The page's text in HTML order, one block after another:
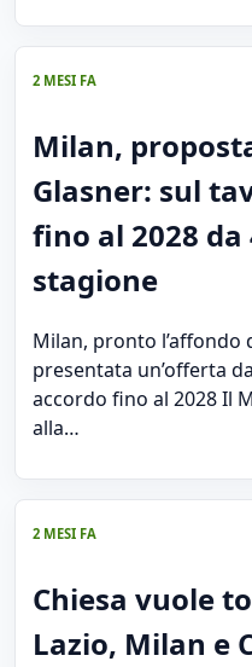
2 MESI FA
Milan,
Glasner: sul
fino al 2028
stagione
Milan, pronto l’affondo
presentata un’offerta
accordo fino al 2028 Il
alla…
2 MESI FA
Chiesa vuole
Lazio, Milan e